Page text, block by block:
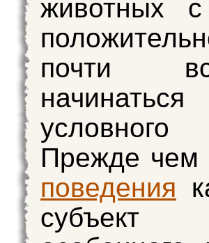
животных с
почти
Прежде чем
поведения